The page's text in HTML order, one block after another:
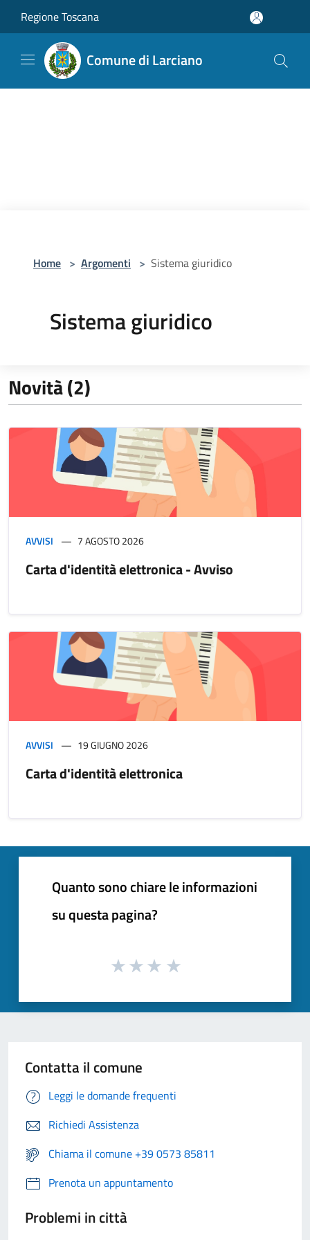
Regione Toscana
Comune di Larciano
Home > Argomenti > Sistema giuridico
Sistema giuridico
Novità (2)
AVVISI 7 AGOSTO 2026
Carta d'identità elettronica - Avviso
AVVISI 19 GIUGNO 2026
Carta d'identità elettronica
Quanto sono chiare le informazioni
su questa pagina?
Contatta il comune
Leggi le domande frequenti
Richiedi Assistenza
Chiama il comune +39 0573 85811
Prenota un appuntamento
Problemi in città